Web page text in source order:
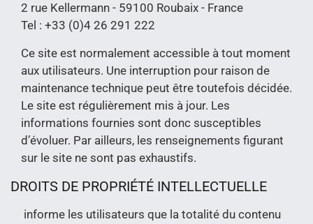
2 rue Kellermann - 59100 Roubaix - France
Tel : +33 (0)4 26 291 222
Ce site est normalement accessible à tout moment
aux utilisateurs. Une interruption pour raison de
maintenance technique peut être toutefois décidée.
Le site est régulièrement mis à jour. Les
informations fournies sont donc susceptibles
d’évoluer. Par ailleurs, les renseignements figurant
sur le site ne sont pas exhaustifs.
DROITS DE PROPRIÉTÉ INTELLECTUELLE
informe les utilisateurs que la totalité du contenu